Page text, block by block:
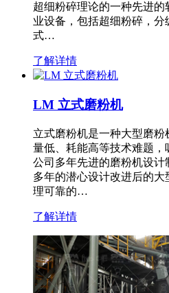
超细粉碎理论的一种先进
业设备，包括超细粉碎，
式…
了解详情
LM 立式磨粉机
立式磨粉机是一种大型磨
量低、耗能高等技术难题
公司多年先进的磨粉机设
多年的潜心设计改进后的
理可靠的…
了解详情